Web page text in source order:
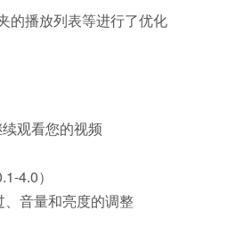
的播放列表等进行了优化
观看您的视频
4.0）
音量和亮度的调整